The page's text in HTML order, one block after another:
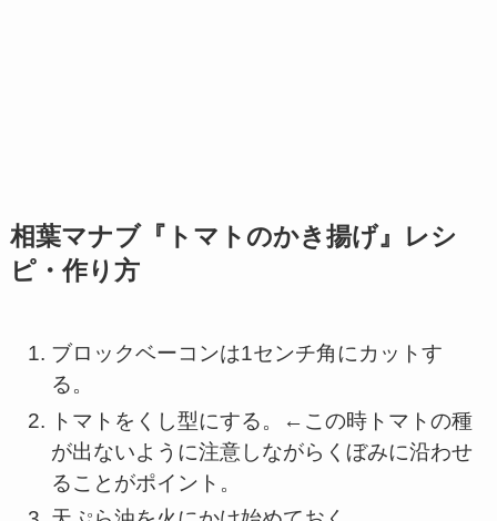
相葉マナブ『トマトのかき揚げ』レシ
ピ・作り方
ブロックベーコンは1センチ角にカットす
る。
トマトをくし型にする。←この時トマトの種
が出ないように注意しながらくぼみに沿わせ
ることがポイント。